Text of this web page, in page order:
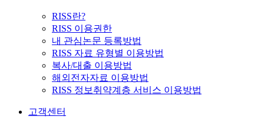
RISS란?
RISS 이용권한
내 관심논문 등록방법
RISS 자료 유형별 이용방법
복사/대출 이용방법
해외전자자료 이용방법
RISS 정보취약계층 서비스 이용방법
고객센터